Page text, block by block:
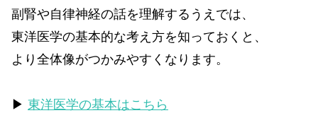
副腎や自律神経の話を理解するうえでは、
東洋医学の基本的な考え方を知っておくと、
より全体像がつかみやすくなります。
▶ 東洋医学の基本はこちら